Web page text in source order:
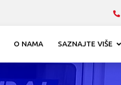
O NAMA SAZNAJTE VIŠE